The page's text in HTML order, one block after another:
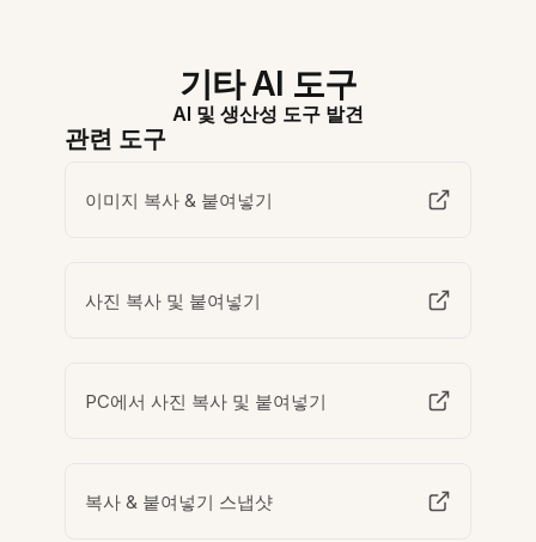
기타 AI 도구
AI 및 생산성 도구 발견
관련 도구
이미지 복사 & 붙여넣기
사진 복사 및 붙여넣기
PC에서 사진 복사 및 붙여넣기
복사 & 붙여넣기 스냅샷